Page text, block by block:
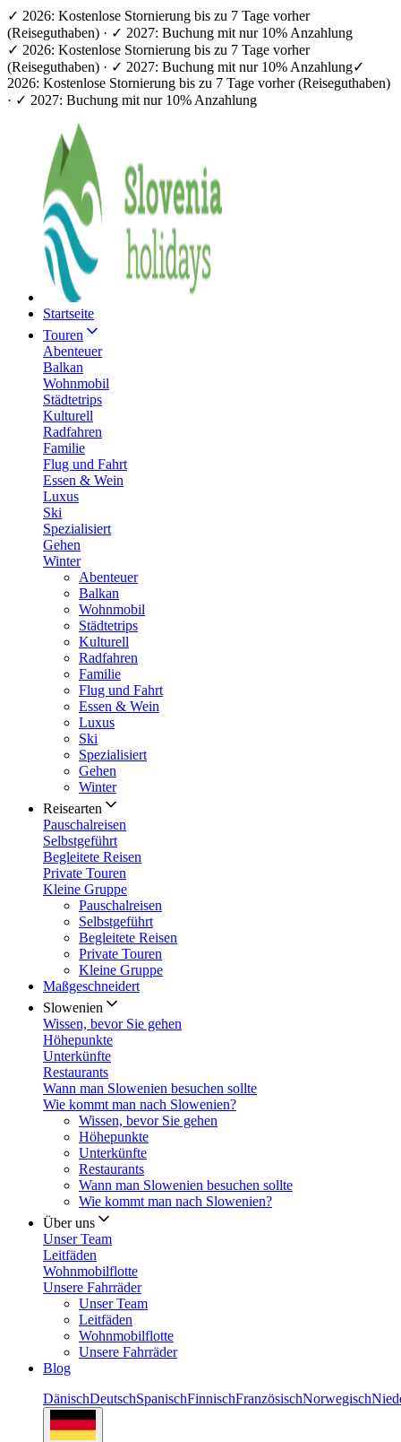
✓ 2026: Kostenlose Stornierung bis zu 7 Tage vorher
(Reiseguthaben) · ✓ 2027: Buchung mit nur 10% Anzahlung
✓ 2026: Kostenlose Stornierung bis zu 7 Tage vorher
(Reiseguthaben) · ✓ 2027: Buchung mit nur 10% Anzahlung✓
2026: Kostenlose Stornierung bis zu 7 Tage vorher (Reiseguthaben)
· ✓ 2027: Buchung mit nur 10% Anzahlung
Startseite
Touren
Abenteuer
Balkan
Wohnmobil
Städtetrips
Kulturell
Radfahren
Familie
Flug und Fahrt
Essen & Wein
Luxus
Ski
Spezialisiert
Gehen
Winter
Abenteuer
Balkan
Wohnmobil
Städtetrips
Kulturell
Radfahren
Familie
Flug und Fahrt
Essen & Wein
Luxus
Ski
Spezialisiert
Gehen
Winter
Reisearten
Pauschalreisen
Selbstgeführt
Begleitete Reisen
Private Touren
Kleine Gruppe
Pauschalreisen
Selbstgeführt
Begleitete Reisen
Private Touren
Kleine Gruppe
Maßgeschneidert
Slowenien
Wissen, bevor Sie gehen
Höhepunkte
Unterkünfte
Restaurants
Wann man Slowenien besuchen sollte
Wie kommt man nach Slowenien?
Wissen, bevor Sie gehen
Höhepunkte
Unterkünfte
Restaurants
Wann man Slowenien besuchen sollte
Wie kommt man nach Slowenien?
Über uns
Unser Team
Leitfäden
Wohnmobilflotte
Unsere Fahrräder
Unser Team
Leitfäden
Wohnmobilflotte
Unsere Fahrräder
Blog
DänischDeutschSpanischFinnischFranzösischNorwegisch